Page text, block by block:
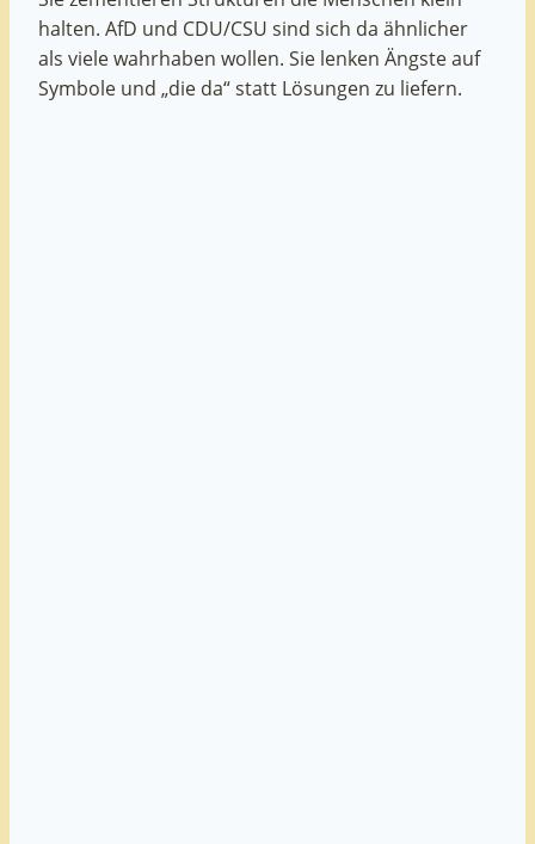
halten. AfD und CDU/CSU sind sich da ähnlicher
als viele wahrhaben wollen. Sie lenken Ängste auf
Symbole und „die da“ statt Lösungen zu liefern.